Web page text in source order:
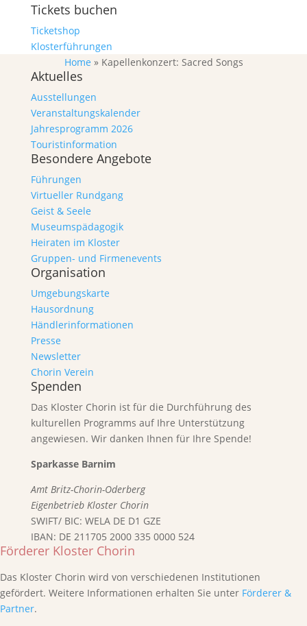
Tickets buchen
Ticketshop
Klosterführungen
Home » Kapellenkonzert: Sacred Songs
Aktuelles
Ausstellungen
Veranstaltungskalender
Jahresprogramm 2026
Touristinformation
Besondere Angebote
Führungen
Virtueller Rundgang
Geist & Seele
Museumspädagogik
Heiraten im Kloster
Gruppen- und Firmenevents
Organisation
Umgebungskarte
Hausordnung
Händlerinformationen
Presse
Newsletter
Chorin Verein
Spenden
Das Kloster Chorin ist für die Durchführung des
kulturellen Programms auf Ihre Unterstützung
angewiesen. Wir danken Ihnen für Ihre Spende!
Sparkasse Barnim
Amt Britz-Chorin-Oderberg
Eigenbetrieb Kloster Chorin
SWIFT/ BIC: WELA DE D1 GZE
IBAN: DE 211705 2000 335 0000 524
Förderer Kloster Chorin
Das Kloster Chorin wird von verschiedenen Institutionen
gefördert. Weitere Informationen erhalten Sie unter Förderer &
Partner.